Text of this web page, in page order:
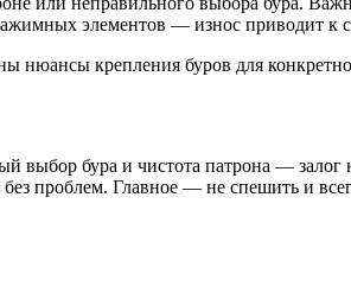
элементов — износ приводит к
нюансы крепления буров для
выбор бура и чистота патрона —
проблем. Главное — не спешить и